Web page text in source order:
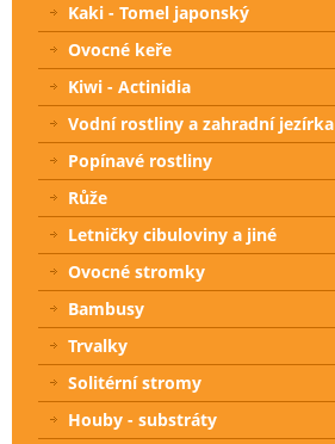
Kaki - Tomel japonský
Ovocné keře
Kiwi - Actinidia
Vodní rostliny a zahradní jezírka
Popínavé rostliny
Růže
Letničky cibuloviny a jiné
Ovocné stromky
Bambusy
Trvalky
Solitérní stromy
Houby - substráty